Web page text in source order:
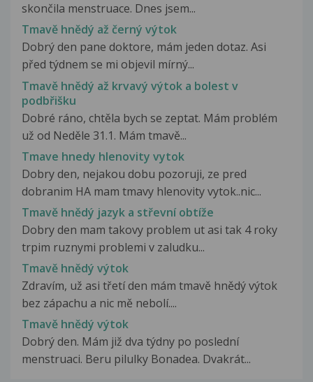
skončila menstruace. Dnes jsem...
Tmavě hnědý až černý výtok
Dobrý den pane doktore, mám jeden dotaz. Asi
před týdnem se mi objevil mírný...
Tmavě hnědý až krvavý výtok a bolest v
podbřišku
Dobré ráno, chtěla bych se zeptat. Mám problém
už od Neděle 31.1. Mám tmavě...
Tmave hnedy hlenovity vytok
Dobry den, nejakou dobu pozoruji, ze pred
dobranim HA mam tmavy hlenovity vytok..nic...
Tmavě hnědý jazyk a střevní obtíže
Dobry den mam takovy problem ut asi tak 4 roky
trpim ruznymi problemi v zaludku...
Tmavě hnědý výtok
Zdravím, už asi třetí den mám tmavě hnědý výtok
bez zápachu a nic mě nebolí....
Tmavě hnědý výtok
Dobrý den. Mám již dva týdny po poslední
menstruaci. Beru pilulky Bonadea. Dvakrát...